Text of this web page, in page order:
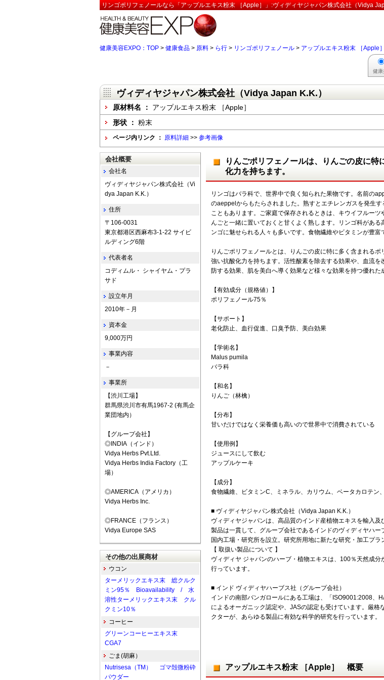
リンゴポリフェノールなら「アップルエキス粉末 ［Apple］」:ヴィディヤジャパン株式会社（Vidya
健康美容EXPO：TOP > 健康食品 > 原料 > ら行 > リンゴポリフェノール > アップルエキス粉末 ［Apple］
健康
ヴィディヤジャパン株式会社（Vidya Japan K.K.）
原材料名 ： アップルエキス粉末 ［Apple］
形状 ： 粉末
ページ内リンク ： 原料詳細 >> 参考画像
りんごポリフェノールは、りんごの皮に
化力を持ちます。
リンゴはバラ科で、世界中で良く知られた果物です。名前の
のaeppelからもたらされました。熟すとエチレンガスを発生す
こともあります。ご家庭で保存されるときは、キウイフルーツ
んごと一緒に置いておくと甘くよく熟します。リンゴ科がある
ンゴに魅せられる人々も多いです。食物繊維やビタミンが豊富
りんごポリフェノールとは、りんごの皮に特に多く含まれるポ
強い抗酸化力を持ちます。活性酸素を除去する効果や、血流を
防する効果、肌を美白へ導く効果など様々な効果を持つ優れた
【有効成分（規格値）】
ポリフェノール75％
【サポート】
老化防止、血行促進、口臭予防、美白効果
【学術名】
Malus pumila
バラ科
【和名】
りんご（林檎）
【分布】
甘いだけではなく栄養価も高いので世界中で消費されている
【使用例】
ジュースにして飲む
アップルケーキ
【成分】
食物繊維、ビタミンC、ミネラル、カリウム、ベータカロテン
■ ヴィディヤジャパン株式会社（Vidya Japan K.K.）
ヴィディヤジャパンは、高品質のインド産植物エキスを輸入
製品は一貫して、グループ会社であるインドのヴィディヤハ
国内工場・研究所を設立。研究所用地に新たな研究・加工プラ
【 取扱い製品について 】
ヴィディヤ ジャパンのハーブ・植物エキスは、100％天然成
行っています。
■ インド ヴィディヤハーブス社（グループ会社）
インドの南部バンガロールにある工場は、「ISO9001:2008
によるオーガニック認定や、JASの認定も受けています。厳
クターが、あらゆる製品に有効な科学的研究を行っています。
アップルエキス粉末 ［Apple］ 概要
会社概要
会社名
ヴィディヤジャパン株式会社（Vi
dya Japan K.K.）
住所
〒106-0031
東京都港区西麻布3-1-22 サイビ
ルディング6階
代表者名
コディムル・ シャイヤム・プラ
サド
設立年月
2010年－月
資本金
9,000万円
事業内容
－
事業所
【渋川工場】
群馬県渋川市有馬1967-2 (有馬企
業団地内）
【グループ会社】
◎INDIA（インド）
Vidya Herbs Pvt.Ltd.
Vidya Herbs India Factory（工
場）
◎AMERICA（アメリカ）
Vidya Herbs Inc.
◎FRANCE（フランス）
Vidya Europe SAS
その他の出展商材
ウコン
ターメリックエキス末 総クルク
ミン95％ Bioavailability / 水
溶性ターメリックエキス末 クル
クミン10％
コーヒー
グリーンコーヒーエキス末
CGA7
ごま(胡麻）
Nutrisesa（TM） ゴマ殻微粉砕
パウダー